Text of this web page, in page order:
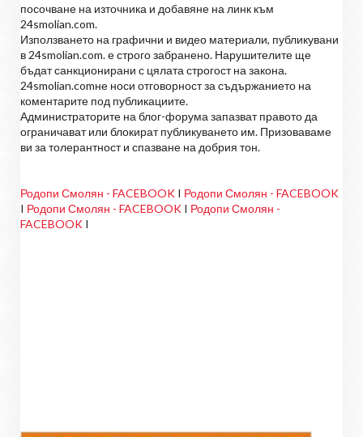
посочване на източника и добавяне на линк към
24smolian.com.
Използването на графични и видео материали, публикувани
в 24smolian.com. е строго забранено. Нарушителите ще
бъдат санкционирани с цялата строгост на закона.
24smolian.comне носи отговорност за съдържанието на
коментарите под публикациите.
Администраторите на блог-форума запазват правото да
ограничават или блокират публикуването им. Призоваваме
ви за толерантност и спазване на добрия тон.
Родопи Смолян - FACEBOOK I Родопи Смолян - FACEBOOK
I Родопи Смолян - FACEBOOK I Родопи Смолян -
FACEBOOK I